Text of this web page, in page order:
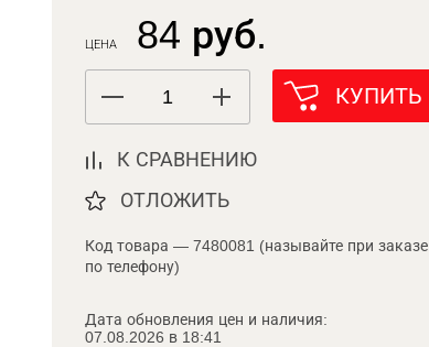
ЦЕНА 84 руб.
КУПИТЬ
К СРАВНЕНИЮ
ОТЛОЖИТЬ
Код товара — 7480081 (называйте при заказе
по телефону)
Дата обновления цен и наличия:
07.08.2026 в 18:41